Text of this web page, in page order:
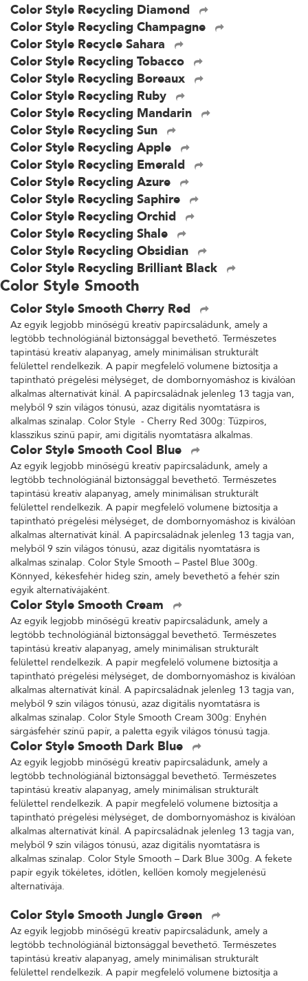
Color Style Recycling Diamond
Color Style Recycling Champagne
Color Style Recycle Sahara
Color Style Recycling Tobacco
Color Style Recycling Boreaux
Color Style Recycling Ruby
Color Style Recycling Mandarin
Color Style Recycling Sun
Color Style Recycling Apple
Color Style Recycling Emerald
Color Style Recycling Azure
Color Style Recycling Saphire
Color Style Recycling Orchid
Color Style Recycling Shale
Color Style Recycling Obsidian
Color Style Recycling Brilliant Black
Color Style Smooth
Color Style Smooth Cherry Red
Az egyik legjobb minőségű kreatív papírcsaládunk, amely a
legtöbb technológiánál biztonsággal bevethető. Természetes
tapintású kreatív alapanyag, amely minimálisan strukturált
felülettel rendelkezik. A papír megfelelő volumene biztosítja a
tapintható prégelési mélységet, de dombornyomáshoz is kiválóan
alkalmas alternatívát kínál. A papírcsaládnak jelenleg 13 tagja van,
melyből 9 szín világos tónusú, azaz digitális nyomtatásra is
alkalmas színalap. Color Style - Cherry Red 300g: Tűzpiros,
klasszikus színű papír, ami digitális nyomtatásra alkalmas.
Color Style Smooth Cool Blue
Az egyik legjobb minőségű kreatív papírcsaládunk, amely a
legtöbb technológiánál biztonsággal bevethető. Természetes
tapintású kreatív alapanyag, amely minimálisan strukturált
felülettel rendelkezik. A papír megfelelő volumene biztosítja a
tapintható prégelési mélységet, de dombornyomáshoz is kiválóan
alkalmas alternatívát kínál. A papírcsaládnak jelenleg 13 tagja van,
melyből 9 szín világos tónusú, azaz digitális nyomtatásra is
alkalmas színalap. Color Style Smooth – Pastel Blue 300g.
Könnyed, kékesfehér hideg szín, amely bevethető a fehér szín
egyik alternatívájaként.
Color Style Smooth Cream
Az egyik legjobb minőségű kreatív papírcsaládunk, amely a
legtöbb technológiánál biztonsággal bevethető. Természetes
tapintású kreatív alapanyag, amely minimálisan strukturált
felülettel rendelkezik. A papír megfelelő volumene biztosítja a
tapintható prégelési mélységet, de dombornyomáshoz is kiválóan
alkalmas alternatívát kínál. A papírcsaládnak jelenleg 13 tagja van,
melyből 9 szín világos tónusú, azaz digitális nyomtatásra is
alkalmas színalap. Color Style Smooth Cream 300g: Enyhén
sárgásfehér színű papír, a paletta egyik világos tónusú tagja.
Color Style Smooth Dark Blue
Az egyik legjobb minőségű kreatív papírcsaládunk, amely a
legtöbb technológiánál biztonsággal bevethető. Természetes
tapintású kreatív alapanyag, amely minimálisan strukturált
felülettel rendelkezik. A papír megfelelő volumene biztosítja a
tapintható prégelési mélységet, de dombornyomáshoz is kiválóan
alkalmas alternatívát kínál. A papírcsaládnak jelenleg 13 tagja van,
melyből 9 szín világos tónusú, azaz digitális nyomtatásra is
alkalmas színalap. Color Style Smooth – Dark Blue 300g. A fekete
papír egyik tökéletes, időtlen, kellően komoly megjelenésű
alternatívája.
Color Style Smooth Jungle Green
Az egyik legjobb minőségű kreatív papírcsaládunk, amely a
legtöbb technológiánál biztonsággal bevethető. Természetes
tapintású kreatív alapanyag, amely minimálisan strukturált
felülettel rendelkezik. A papír megfelelő volumene biztosítja a